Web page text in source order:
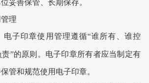
妥善保管、长期保存。
理
电子印章使用管理遵循“谁所有、谁控
”的原则。电子印章所有者应当制定有
管和规范使用电子印章。